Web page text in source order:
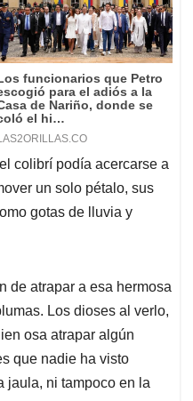
colibrí podía acercarse a
un solo pétalo, sus
gotas de lluvia y
de atrapar a esa hermosa
Los dioses al verlo,
osa atrapar algún
que nadie ha visto
jaula, ni tampoco en la